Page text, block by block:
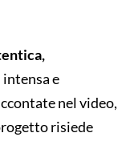
e
nel video,
risiede